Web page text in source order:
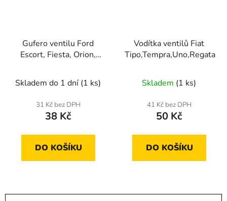
Gufero ventilu Ford
Escort, Fiesta, Orion,
Skladem do 1 dní (1 ks)
31 Kč bez DPH
38 Kč
DO KOŠÍKU
Vodítka ventilů Fiat
Tipo,Tempra,Uno,Regata
Skladem (1 ks)
41 Kč bez DPH
50 Kč
DO KOŠÍKU